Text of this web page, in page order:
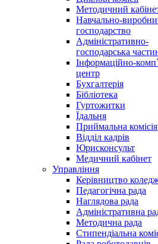
Методичний
Навчально-
господарство
Адміністративно-
господарська
Інформаційно-
центр
Бухгалтерія
Бібліотека
Гуртожитки
Їдальня
Приймальна комісія
Відділ кадрів
Юрисконсульт
Медичний кабінет
Управління
Керівництво
Педагогічна рада
Наглядова рада
Адміністративна
Методична рада
Стипендіальна